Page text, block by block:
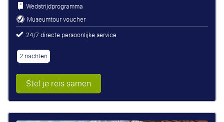
Wedstrijdprogramma
Museumtour voucher
24/7 directe persoonlijke service
2 nachten
Stel je reis samen